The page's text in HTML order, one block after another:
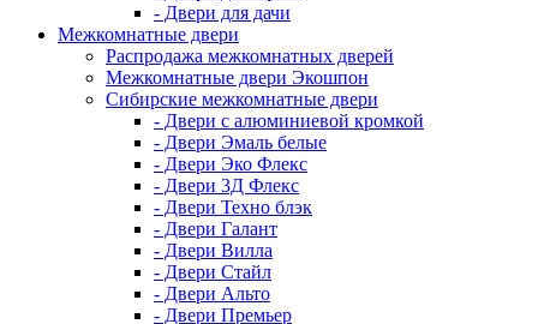
- Двери для дачи
Межкомнатные двери
Распродажа межкомнатных дверей
Межкомнатные двери Экошпон
Сибирские межкомнатные двери
- Двери с алюминиевой кромкой
- Двери Эмаль белые
- Двери Эко Флекс
- Двери 3Д Флекс
- Двери Техно блэк
- Двери Галант
- Двери Вилла
- Двери Стайл
- Двери Альто
- Двери Премьер